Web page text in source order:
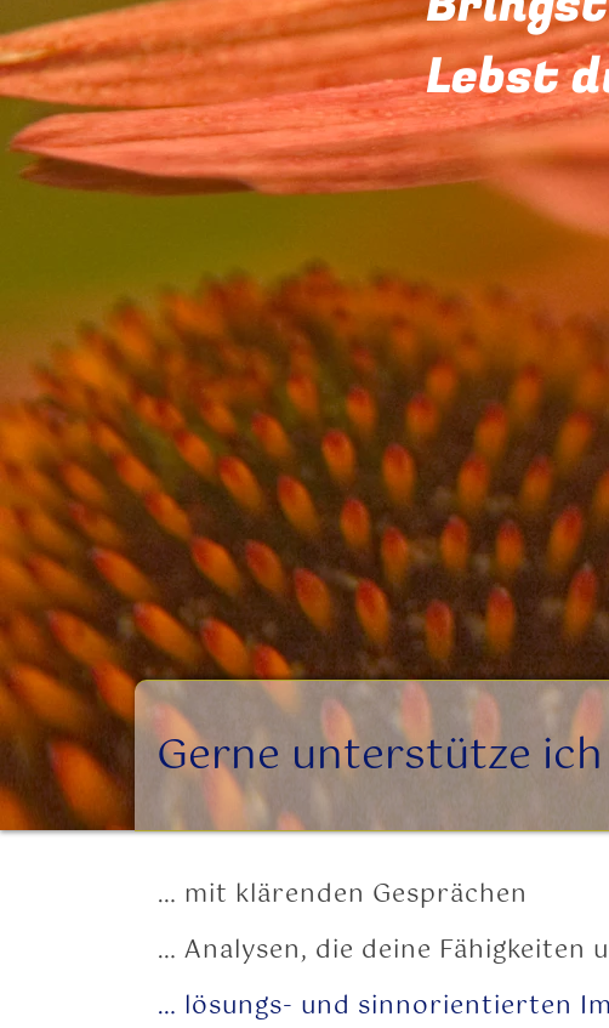
Lebst
Gerne unterstütze
… mit klärenden Gesprächen
… Analysen, die deine Fähigkeiten
… lösungs- und sinnorientierten